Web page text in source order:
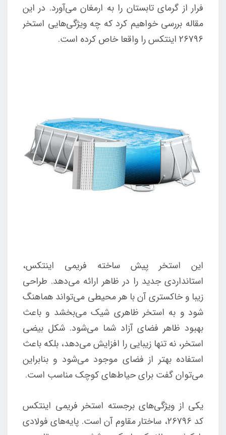
فرار از گرمای تابستان را به ارمغان می‌آورد. در این
مقاله بررسی خواهیم کرد که چه ویژگی‌هایی استخر
26796 اینتکس را واقعا خاص کرده است.
این استخر پیش ساخته فریمی اینتکس،
استانداردی جدید را در ظاهر ارائه می‌دهد. طراحی
زیبا و خاکستری آن با هر محیطی می‌تواند هماهنگ
شود و به استخر ظاهری شیک می‌بخشد و باعث
بهبود ظاهر فضای آزاد شما می‌شود. شکل بیضی
استخر، نه تنها زیبایی را افزایش می‌دهد، بلکه باعث
استفاده بهتر از فضای موجود می‌شود و بنابراین
می‌توان گفت برای حیاط‌های کوچک مناسب است.
یکی از ویژگی‌های برجسته استخر فریمی اینتکس
کد 26796، ساختار مقاوم آن است. پایه‌های فولادی